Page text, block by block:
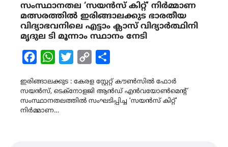
സംസ്ഥാനതല ‘സയൻസ് കിറ്റ്’ നിർമ്മാണ
മത്സരത്തിൽ ഇരിങ്ങാലക്കുട ഭാരതീയ
വിദ്യാഭവനിലെ എട്ടാം ക്ലാസ് വിദ്യാർത്ഥിനി
മൃദുല ടി മൂന്നാം സ്ഥാനം നേടി
FacebookWhatsAppTwitterCopy
ഇരിങ്ങാലക്കുട : കേരള സ്റ്റേറ്റ് കൗൺസിൽ ഫോർ
സയൻസ്, ടെക്നോളജി ആൻഡ് എൻവയോൺമെന്റ്
സംസ്ഥാനതലത്തിൽ സംഘടിപ്പിച്ച ‘സയൻസ് കിറ്റ്’
നിർമ്മാണ…